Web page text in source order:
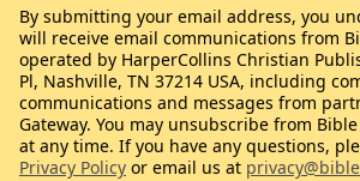
By submitting your email address, you
will receive email communications from
operated by HarperCollins Christian
Pl, Nashville, TN 37214 USA, including
communications and messages from
Gateway. You may unsubscribe from Bible
at any time. If you have any questions,
Privacy Policy or email us at